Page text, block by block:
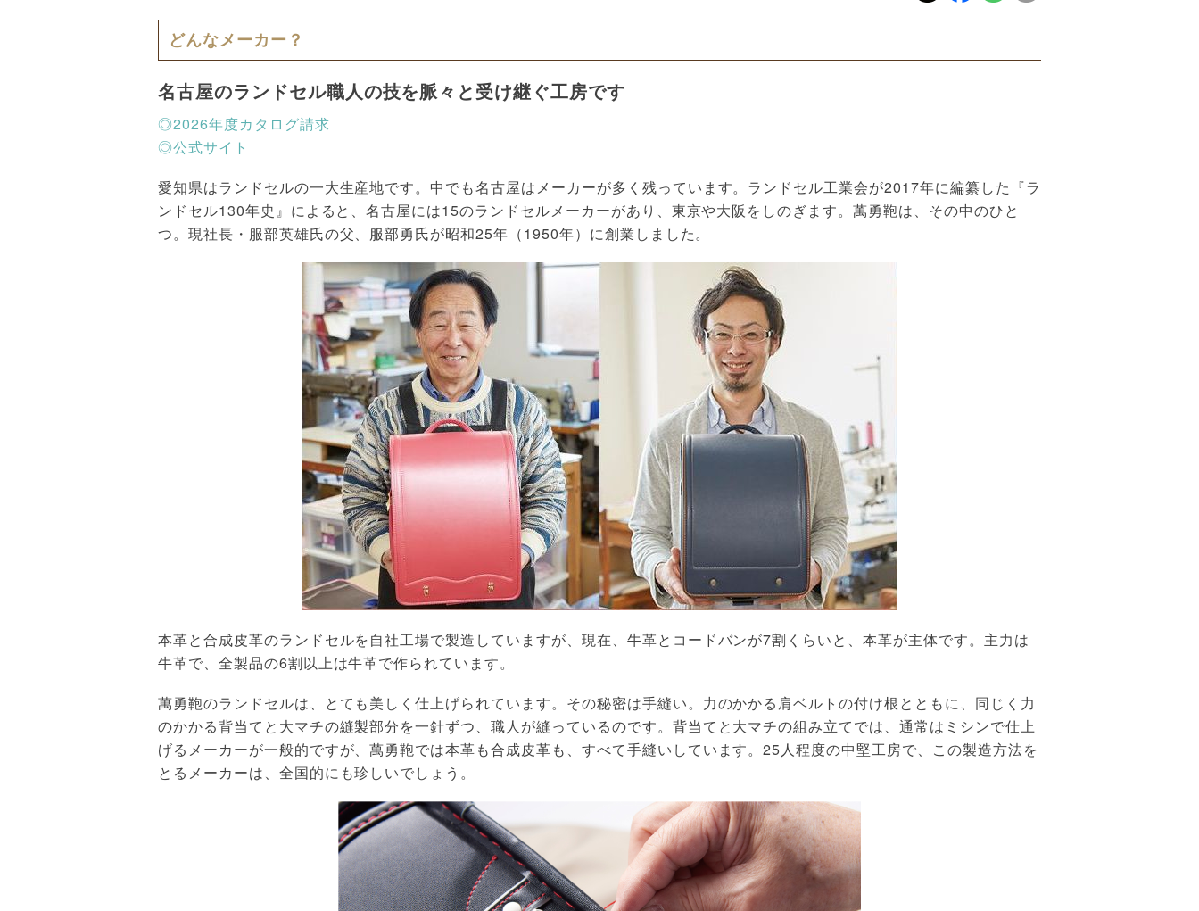
どんなメーカー？
名古屋のランドセル職人の技を脈々と受け継ぐ工房です
◎2026年度カタログ請求
◎公式サイト
愛知県はランドセルの一大生産地です。中でも名古屋はメーカーが多く残っています。ランドセル工業会が2017年に編纂した『ラ
ンドセル130年史』によると、名古屋には15のランドセルメーカーがあり、東京や大阪をしのぎます。萬勇鞄は、その中のひと
つ。現社長・服部英雄氏の父、服部勇氏が昭和25年（1950年）に創業しました。
本革と合成皮革のランドセルを自社工場で製造していますが、現在、牛革とコードバンが7割くらいと、本革が主体です。主力は
牛革で、全製品の6割以上は牛革で作られています。
萬勇鞄のランドセルは、とても美しく仕上げられています。その秘密は手縫い。力のかかる肩ベルトの付け根とともに、同じく力
のかかる背当てと大マチの縫製部分を一針ずつ、職人が縫っているのです。背当てと大マチの組み立てでは、通常はミシンで仕上
げるメーカーが一般的ですが、萬勇鞄では本革も合成皮革も、すべて手縫いしています。25人程度の中堅工房で、この製造方法を
とるメーカーは、全国的にも珍しいでしょう。